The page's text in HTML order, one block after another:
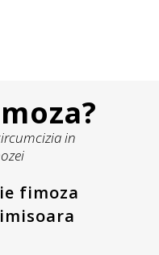
in
fimoza